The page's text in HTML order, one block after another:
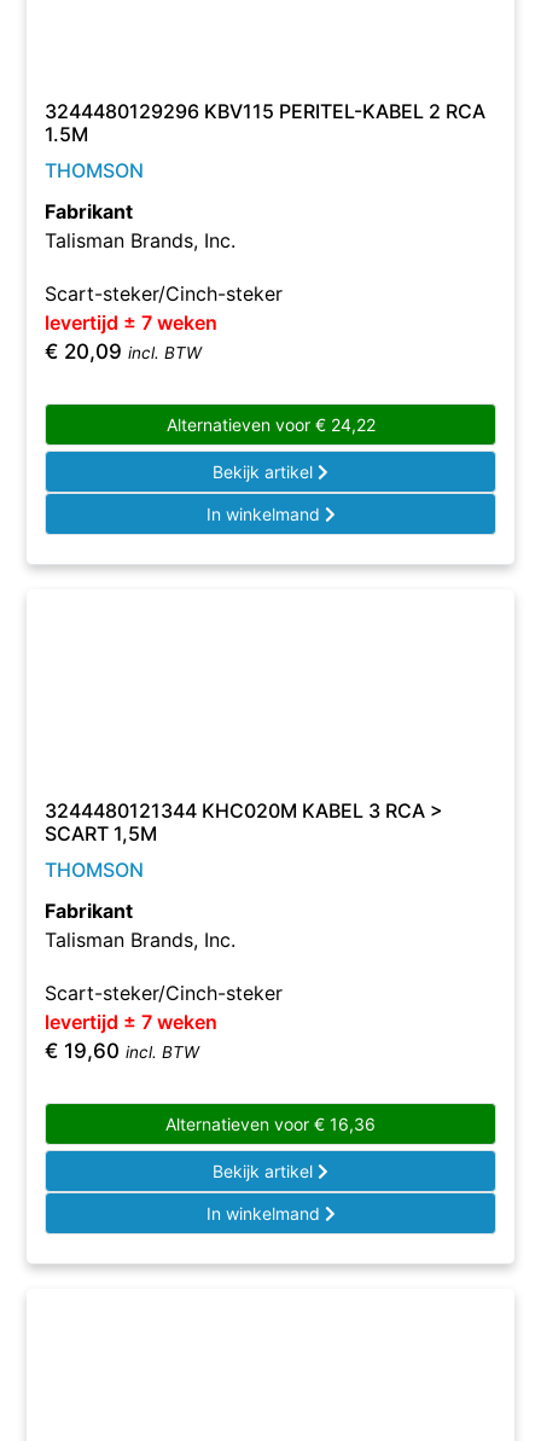
3244480129296 KBV115 PERITEL-KABEL 2 RCA
1.5M
THOMSON
Fabrikant
Talisman Brands, Inc.
Scart-steker/Cinch-steker
levertijd ± 7 weken
€ 20,09 incl. BTW
Alternatieven voor €24,22
Bekijk artikel
In winkelmand
3244480121344 KHC020M KABEL 3 RCA >
SCART 1,5M
THOMSON
Fabrikant
Talisman Brands, Inc.
Scart-steker/Cinch-steker
levertijd ± 7 weken
€ 19,60 incl. BTW
Alternatieven voor € 16,36
Bekijk artikel
In winkelmand